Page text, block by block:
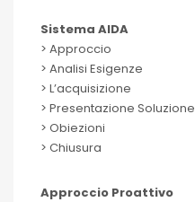
Sistema AIDA
> Approccio
> Analisi Esigenze
> L’acquisizione
> Presentazione Soluzione
> Obiezioni
> Chiusura
Approccio Proattivo